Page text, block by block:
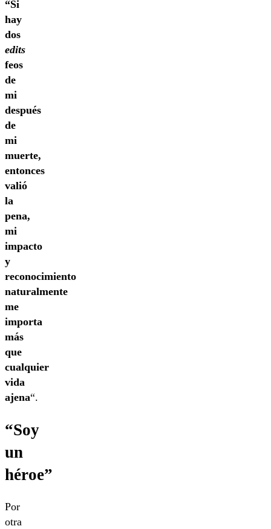
“Si
hay
dos
edits
feos
de
mi
después
de
mi
muerte,
entonces
valió
la
pena,
mi
impacto
y
reconocimiento
naturalmente
me
importa
más
que
cualquier
vida
ajena“.
“Soy
un
héroe”
Por
otra